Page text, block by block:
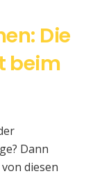
Die
beim
Dann
diesen